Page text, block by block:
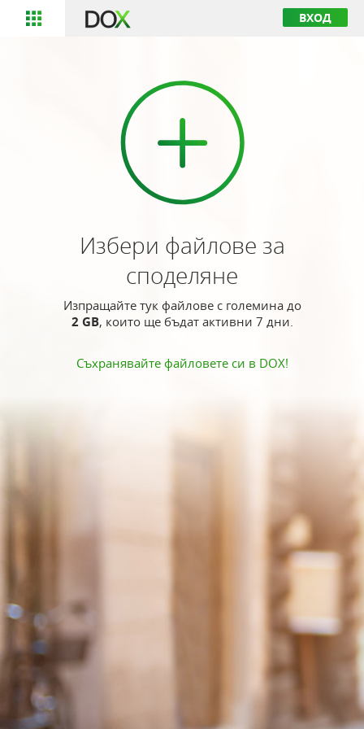
ВХОД
Избери файлове за
споделяне
Изпращайте тук файлове с големина до
2 GB, които ще бъдат активни 7 дни.
Съхранявайте файловете си в DOX!